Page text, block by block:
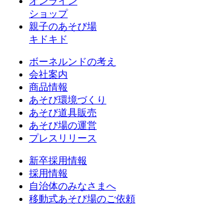
ショップ
親子のあそび場
キドキド
ボーネルンドの考え
会社案内
商品情報
あそび環境づくり
あそび道具販売
あそび場の運営
プレスリリース
新卒採用情報
採用情報
自治体のみなさまへ
移動式あそび場のご依頼